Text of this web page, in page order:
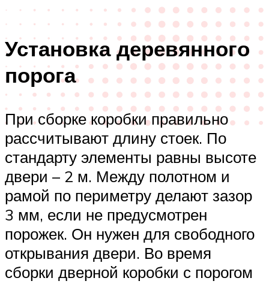
Установка деревянного
порога
При сборке коробки правильно
рассчитывают длину стоек. По
стандарту элементы равны высоте
двери – 2 м. Между полотном и
рамой по периметру делают зазор
3 мм, если не предусмотрен
порожек. Он нужен для свободного
открывания двери. Во время
сборки дверной коробки с порогом